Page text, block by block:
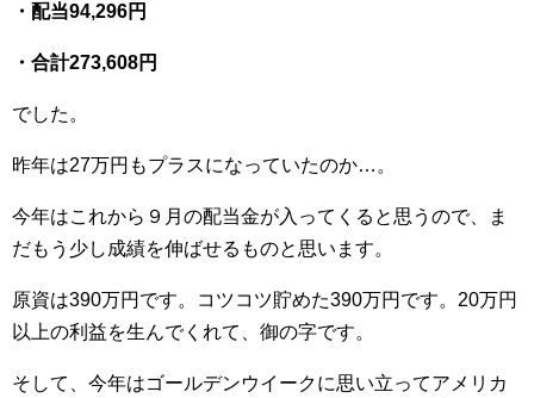
・配当94,296円
・合計273,608円
でした。
昨年は27万円もプラスになっていたのか…。
今年はこれから９月の配当金が入ってくると思うので、ま
だもう少し成績を伸ばせるものと思います。
原資は390万円です。コツコツ貯めた390万円です。20万円
以上の利益を生んでくれて、御の字です。
そして、今年はゴールデンウイークに思い立ってアメリカ